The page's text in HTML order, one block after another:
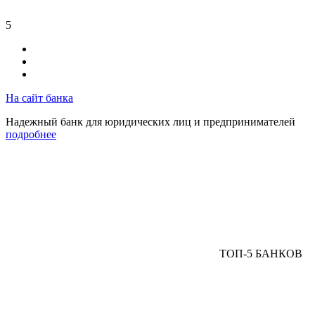
5
На сайт банка
Надежный банк для юридических лиц и предпринимателей
подробнее
ТОП-5 БАНКОВ